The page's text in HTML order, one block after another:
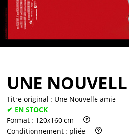
UNE
Titre original : Une Nouvelle amie
✔ EN STOCK
Format : 120x160 cm
Conditionnement : pliée